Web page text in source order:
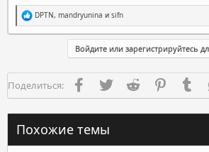
Р
е
а
и
:
DPTN, mandryunina и sifn
Войдите или зарегистрируйтесь
Поделиться: FacebookTwitter Reddit Pinterest
Похожие темы